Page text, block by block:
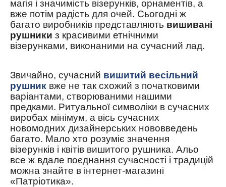
магія і значимість візерунків, орнаментів, а
вже потім радість для очей. Сьогодні ж
багато виробників представляють вишивані
рушники з красивими етнічними
візерунками, виконаними на сучасний лад.
Звичайно, сучасний вишитий весільний
рушник вже не так схожий з початковими
варіантами, створюваними нашими
предками. Ритуальної символіки в сучасних
виробах мінімум, а вісь сучасних
новомодних дизайнерських нововведень
багато. Мало хто розуміє значення
візерунків і квітів вишитого рушника. Альо
все ж вдале поєднання сучасності і традицій
можна знайте в інтернет-магазині
«Патріотика».